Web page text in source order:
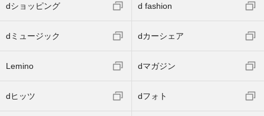
dショッピング d fashion
dミュージック dカーシェア
Lemino dマガジン
dヒッツ dフォト